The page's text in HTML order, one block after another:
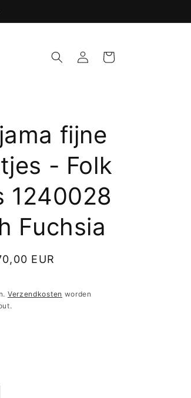
Inloggen
Winkelwagen
fijne
- Folk
1240028
Fuchsia
EUR
Verzendkosten worden